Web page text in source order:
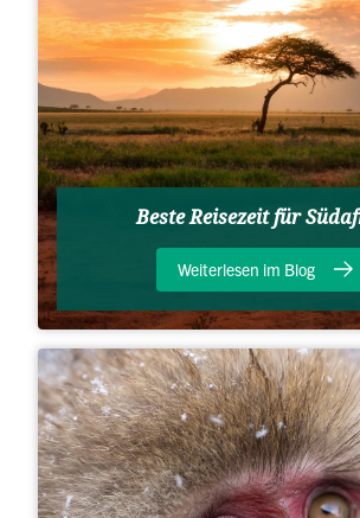
Beste Reisezeit für
Weiterlesen im Blog